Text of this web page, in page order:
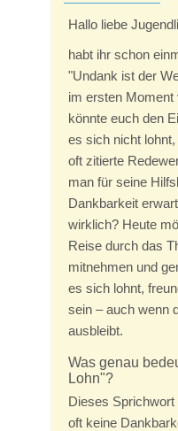
Hallo liebe
habt ihr schon
"Undank ist der
im ersten Moment
könnte euch den
es sich nicht
oft zitierte
man für seine
Dankbarkeit
wirklich? Heute
Reise durch das
mitnehmen und
es sich lohnt,
sein – auch wenn
ausbleibt.
Was genau
Lohn"?
Dieses
oft keine